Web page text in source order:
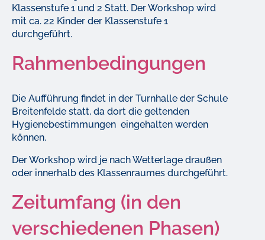
Klassenstufe 1 und 2 Statt. Der Workshop wird
mit ca. 22 Kinder der Klassenstufe 1
durchgeführt.
Rahmenbedingungen
Die Aufführung findet in der Turnhalle der Schule
Breitenfelde statt, da dort die geltenden
Hygienebestimmungen eingehalten werden
können.
Der Workshop wird je nach Wetterlage draußen
oder innerhalb des Klassenraumes durchgeführt.
Zeitumfang (in den
verschiedenen Phasen)